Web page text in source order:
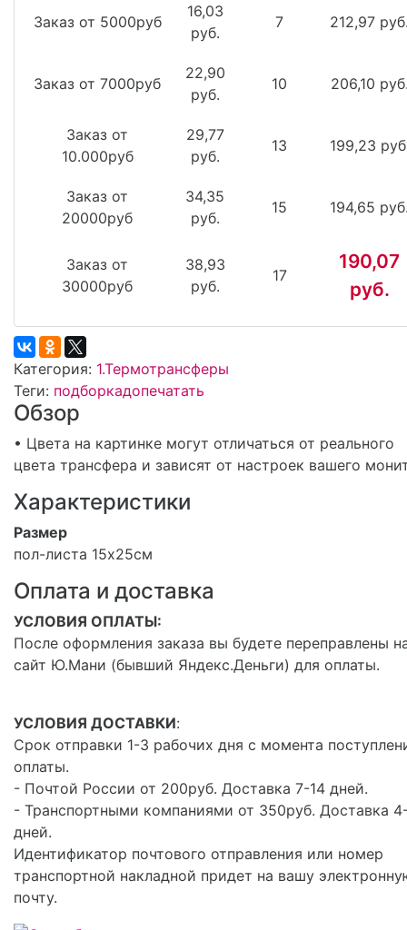
Заказ от 5000руб
16,03
руб.
7 212,97
Заказ от 7000руб
22,90
руб.
10 206,10
Заказ от
10.000руб
29,77
руб.
13 199,23
Заказ от
20000руб
34,35
руб.
15 194,65
Заказ от
30000руб
38,93
руб.
17
190,07
руб.
Категория: 1.Термотрансферы
Теги: подборкадопечатать
Обзор
• Цвета на картинке могут отличаться от реального
цвета трансфера и зависят от настроек вашего
Характеристики
Размер
пол-листа 15х25см
Оплата и доставка
УСЛОВИЯ ОПЛАТЫ:
После оформления заказа вы будете переправлены
сайт Ю.Мани (бывший Яндекс.Деньги) для оплаты.
УСЛОВИЯ ДОСТАВКИ:
Срок отправки 1-3 рабочих дня с момента
оплаты.
- Почтой России от 200руб. Доставка 7-14 дней.
- Транспортными компаниями от 350руб. Доставка
дней.
Идентификатор почтового отправления или номер
транспортной накладной придет на вашу
почту.